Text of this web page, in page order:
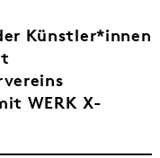
Künstler*innen
WERK X-